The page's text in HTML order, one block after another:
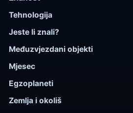
Tehnologija
Jeste li znali?
Međuzvjezdani objekti
Mjesec
Egzoplaneti
Zemlja i okoliš